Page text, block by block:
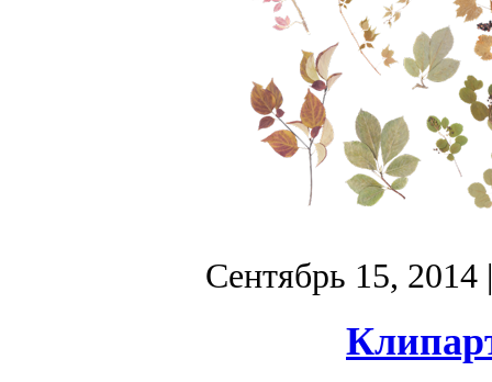
Сентябрь 15, 2014